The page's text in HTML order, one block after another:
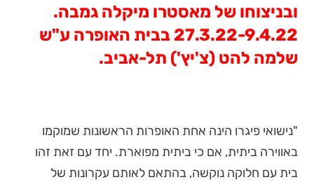
ובניצוחו של מאסטרו מיקלה גמבה.
27.3.22-9.4.22 בבית האופרה ע"ש
שלמה להט (צ'יץ') תל-אביב.
"נישואי פיגרו הינה אחת האופרות הראשונות שמוקמו
באווירה ביתית, אם כי ביתית מפוארת. יחד עם זאת זהו
בית עם חלוקה נוקשה, בהתאם לאותם עקרונות של